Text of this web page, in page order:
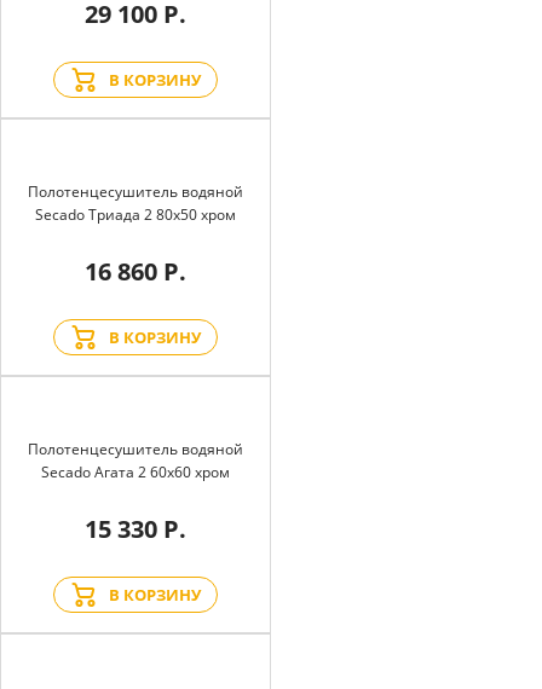
29 100 Р.
В КОРЗИНУ
Полотенцесушитель водяной
Secado Триада 2 80x50 хром
16 860 Р.
В КОРЗИНУ
Полотенцесушитель водяной
Secado Агата 2 60x60 хром
15 330 Р.
В КОРЗИНУ